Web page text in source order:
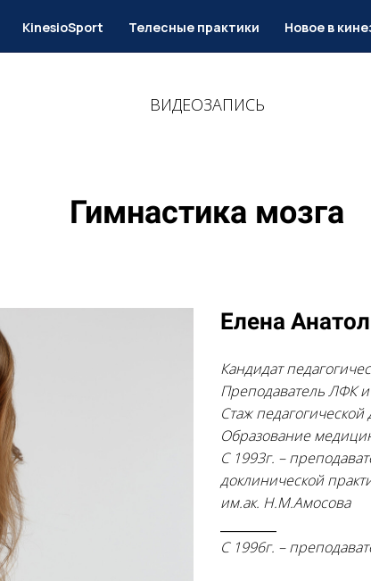
KinesioSport Телесные практики Новое в
ВИДЕОЗАПИСЬ
Гимнастика мозга
Елена
Кандидат
Преподаватель ЛФК
Стаж педагогической
Образование
С 1993г. –
доклинической
им.ак. Н.М.Амосова
С 1996г. –